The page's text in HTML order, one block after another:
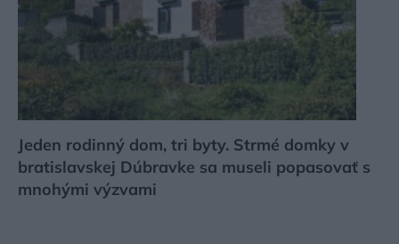
Jeden rodinný dom, tri byty. Strmé domky v
bratislavskej Dúbravke sa museli popasovať s
mnohými výzvami